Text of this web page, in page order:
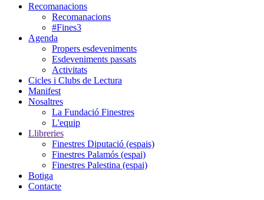
Recomanacions
Recomanacions
#Fines3
Agenda
Propers esdeveniments
Esdeveniments passats
Activitats
Cicles i Clubs de Lectura
Manifest
Nosaltres
La Fundació Finestres
L'equip
Llibreries
Finestres Diputació (espais)
Finestres Palamós (espai)
Finestres Palestina (espai)
Botiga
Contacte